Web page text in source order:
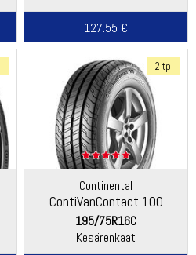
127.55 €
2 tp
Continental
ContiVanContact 100
195/75R16C
Kesärenkaat